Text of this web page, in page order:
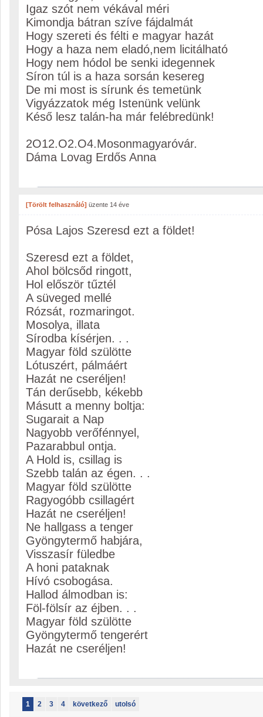
Igaz szót nem vékával méri
Kimondja bátran szíve fájdalmát
Hogy szereti és félti e magyar hazát
Hogy a haza nem eladó,nem licitálható
Hogy nem hódol be senki idegennek
Síron túl is a haza sorsán kesereg
De mi most is sírunk és temetünk
Vigyázzatok még Istenünk velünk
Késő lesz talán-ha már felébredünk!
2O12.O2.O4.Mosonmagyaróvár.
Dáma Lovag Erdős Anna
[Törölt felhasználó] üzente 14 éve
Pósa Lajos Szeresd ezt a földet!
Szeresd ezt a földet,
Ahol bölcsőd ringott,
Hol először tűztél
A süveged mellé
Rózsát, rozmaringot.
Mosolya, illata
Sírodba kísérjen. . .
Magyar föld szülötte
Lótuszért, pálmáért
Hazát ne cseréljen!
Tán derűsebb, kékebb
Másutt a menny boltja:
Sugarait a Nap
Nagyobb verőfénnyel,
Pazarabbul ontja.
A Hold is, csillag is
Szebb talán az égen. . .
Magyar föld szülötte
Ragyogóbb csillagért
Hazát ne cseréljen!
Ne hallgass a tenger
Gyöngytermő habjára,
Visszasír füledbe
A honi pataknak
Hívó csobogása.
Hallod álmodban is:
Föl-fölsír az éjben. . .
Magyar föld szülötte
Gyöngytermő tengerért
Hazát ne cseréljen!
1 2 3 4 következő utolsó